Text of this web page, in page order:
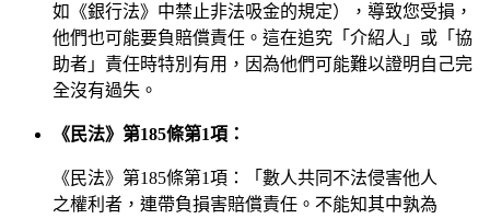
如《銀行法》中禁止非法吸金的規定），導致您受損，
他們也可能要負賠償責任。這在追究「介紹人」或「協
助者」責任時特別有用，因為他們可能難以證明自己完
全沒有過失。
《民法》第185條第1項：
《民法》第185條第1項：「數人共同不法侵害他人
之權利者，連帶負損害賠償責任。不能知其中孰為